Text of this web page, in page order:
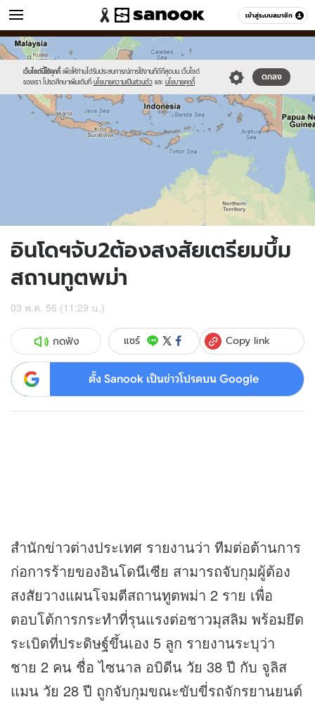
เข้าสู่ระบบสมาชิก
ข่าว หมวดอื่นๆ
เว็บไซต์นี้ใช้คุกกี้ เพื่อให้ท่านได้รับประสบการณ์การใช้งานที่ดีที่สุดบน เว็บไซต์
ของเรา โปรดศึกษาเพิ่มเติมที่ นโยบายความเป็นส่วนตัว และ นโยบายคุกกี้
ตกลง
Sanook
//s.isanook.com/sr/0/images/logo-
new-
sanook.png
600
60
//s.isanook.com/ns/0/ud/236/1183976/450499-
01.jpg
อินโดฯจับ2ต้องสงสัยเตรียมบึ้ม
สถานทูตพม่า
03 พ.ค. 56 (11:29 น.)
กดฟัง แชร์ Copy link
ตั้ง Sanook เป็นข่าวโปรดบน Google
สำนักข่าวต่างประเทศ รายงานว่า ทีมต่อต้านการ
ก่อการร้ายของอินโดนีเซีย สามารถจับกุมผู้ต้อง
สงสัยวางแผนโจมตีสถานทูตพม่า 2 ราย เพื่อ
ตอบโต้การกระทำที่รุนแรงต่อชาวมุสลิม พร้อมยึด
ระเบิดที่ประดิษฐ์ขึ้นเอง 5 ลูก รายงานระบุว่า
ชาย 2 คน ชื่อ ไซนาล อบิดีน วัย 38 ปี กับ จูลิส
แมน วัย 28 ปี ถูกจับกุมขณะขับขี่รถจักรยานยนต์